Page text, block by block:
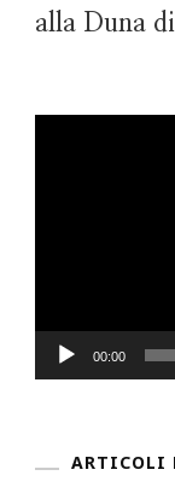
alla Duna
00:00
ARTICOLI